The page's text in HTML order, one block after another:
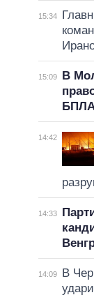
15:34
15:09
В
14:42
14:33
14:09
В